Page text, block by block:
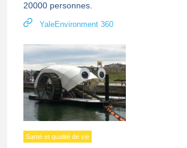
20000 personnes.
YaleEnvironment 360
Santé et qualité de vie